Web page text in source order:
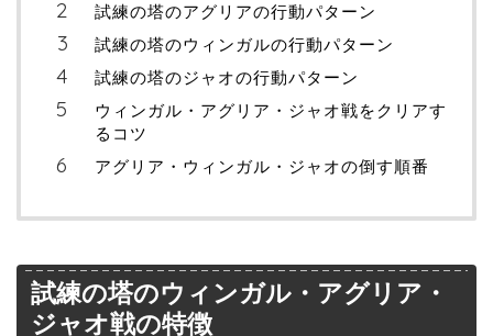
試練の塔のアグリアの行動パターン
試練の塔のウィンガルの行動パターン
試練の塔のジャオの行動パターン
ウィンガル・アグリア・ジャオ戦をクリアす
るコツ
アグリア・ウィンガル・ジャオの倒す順番
試練の塔のウィンガル・アグリア・
ジャオ戦の特徴